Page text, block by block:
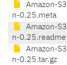
Amazon-
n-0.25.meta
Amazon-
n-0.25.readme
Amazon-
n-0.25.tar.gz